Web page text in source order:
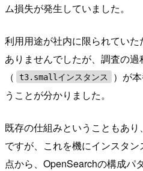
ム損失が発生していました。
利用用途が社内に限られてい
ありませんでしたが、調査の
（
t3.smallインスタンス
）が
うことが分かりました。
既存の仕組みということもあ
ですが、これを機にインスタ
点から、OpenSearchの構成パ